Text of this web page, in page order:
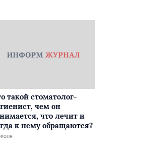
такой стоматолог-
чем он
что лечит и
к нему обращаются?